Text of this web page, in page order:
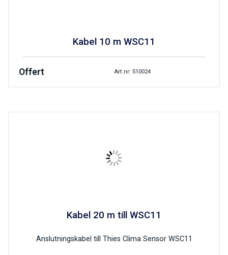
Kabel 10 m WSC11
Offert Art.nr: 510024
Kabel 20 m till WSC11
Anslutningskabel till Thies Clima Sensor WSC11